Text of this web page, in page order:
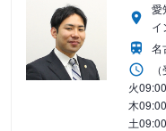
愛
イ
名
火
木
土